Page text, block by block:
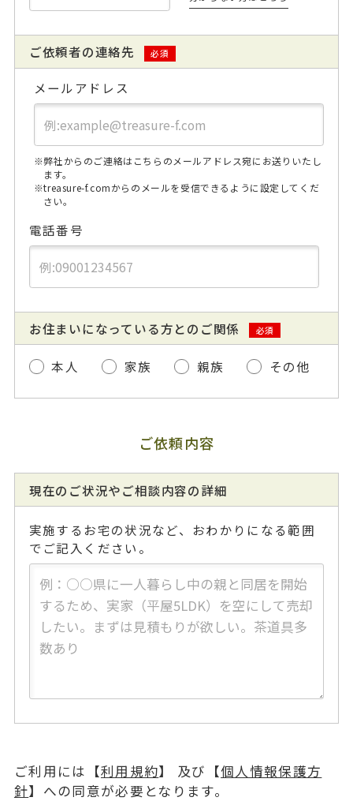
ご依頼者の連絡先 必須
メールアドレス
※弊社からのご連絡はこちらのメールアドレス宛にお送りいたし
ます。
※treasure-f.comからのメールを受信できるように設定してくだ
さい。
電話番号
お住まいになっている方とのご関係 必須
本人 家族 親族 その他
ご依頼内容
現在のご状況やご相談内容の詳細
実施するお宅の状況など、おわかりになる範囲
でご記入ください。
ご利用には【利用規約】 及び【個人情報保護方
針】への同意が必要となります。